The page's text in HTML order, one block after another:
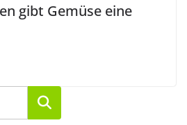
gibt Gemüse eine
Suchen